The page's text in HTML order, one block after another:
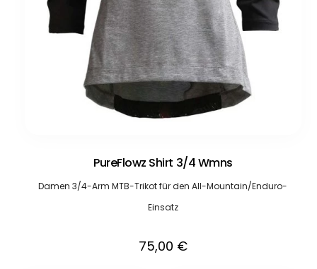
PureFlowz Shirt 3/4 Wmns
Damen 3/4-Arm MTB-Trikot für den All-Mountain/Enduro-
Einsatz
75,00 €